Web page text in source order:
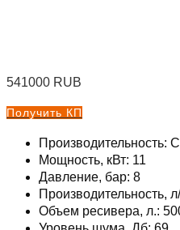
541000 RUB
Получить КП
Производительность:
Мощность, кВт: 11
Давление, бар: 8
Производительность,
Объем ресивера, л.: